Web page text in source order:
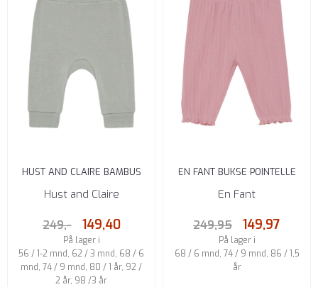
HUST AND CLAIRE BAMBUS
GUSTI BUKSE FOREST FOG
Hust and Claire
249,- 149,40
På lager i
56 / 1-2 mnd, 62 / 3 mnd, 68 / 6
mnd, 74 / 9 mnd, 80 / 1 år, 92 /
2 år, 98 /3 år
EN FANT BUKSE POINTELLE
ZEPHYR
En Fant
249,95 149,97
På lager i
68 / 6 mnd, 74 / 9 mnd, 86 / 1,5
år